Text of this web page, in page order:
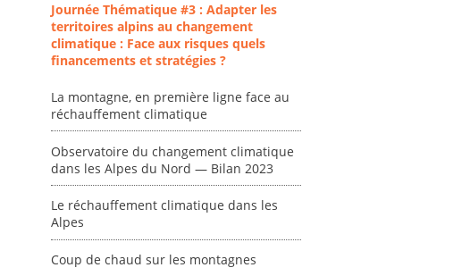
"Changement
climatique en
France - État des
connaissances en
[ Ressource électronique ]
"Plan ministériel
de gestion des
vagues de
chaleur."
"Événements
extrêmes : quels
? "
Journée Thématique #3 : Adapter les
territoires alpins au changement
climatique : Face aux risques quels
financements et stratégies ?
La montagne, en première ligne face au
réchauffement climatique
Observatoire du changement climatique
dans les Alpes du Nord — Bilan 2023
Le réchauffement climatique dans les
Alpes
Coup de chaud sur les montagnes